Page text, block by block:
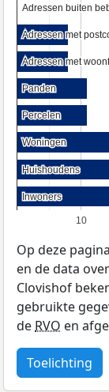
10
Adressen buiten
Adressen buiten
Adressen met
Adressen met
Adressen met
Adressen met
Panden
Panden
Percelen
Percelen
Woningen
Woningen
Huishoudens
Huishoudens
Inwoners
Inwoners
Op deze
en de data
Clovishof
gebruikte
deRVO en
Toelichting